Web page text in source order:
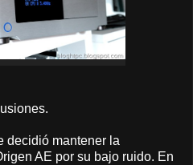
decidió mantener la
AE por su bajo ruido. En